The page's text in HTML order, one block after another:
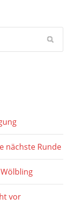
nächste Runde
vor